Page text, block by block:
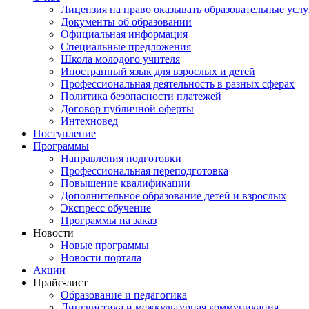
Лицензия на право оказывать образовательные
Документы об образовании
Официальная информация
Специальные предложения
Школа молодого учителя
Иностранный язык для взрослых и детей
Профессиональная деятельность в разных сферах
Политика безопасности платежей
Договор публичной оферты
Интехновед
Поступление
Программы
Направления подготовки
Профессиональная переподготовка
Повышение квалификации
Дополнительное образование детей и взрослых
Экспресс обучение
Программы на заказ
Новости
Новые программы
Новости портала
Акции
Прайс-лист
Образование и педагогика